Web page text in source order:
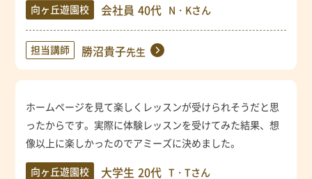
向ヶ丘遊園校 会社員 40代 N・Kさん
担当講師 勝沼貴子先生
ホームページを見て楽しくレッスンが受けられそうだと思
ったからです。実際に体験レッスンを受けてみた結果、想
像以上に楽しかったのでアミーズに決めました。
向ヶ丘遊園校 大学生 20代 T・Tさん